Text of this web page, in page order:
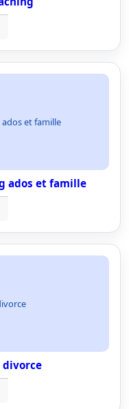
et famille
ados et famille
divorce